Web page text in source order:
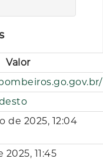
Valor
de 2025, 12:04
11:45